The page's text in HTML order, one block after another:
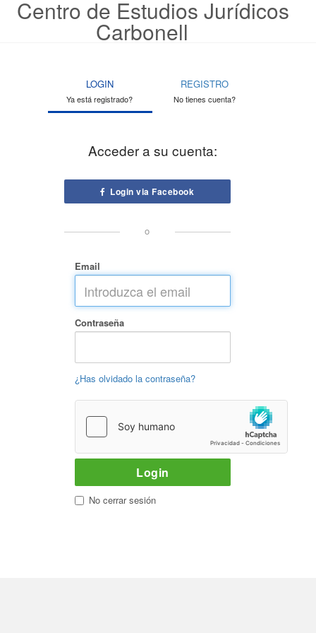
Centro de Estudios Jurídicos
Carbonell
LOGIN
Ya está registrado?
REGISTRO
No tienes cuenta?
Acceder a su cuenta:
Login via Facebook
o
Email
Contraseña
¿Has olvidado la contraseña?
No cerrar sesión